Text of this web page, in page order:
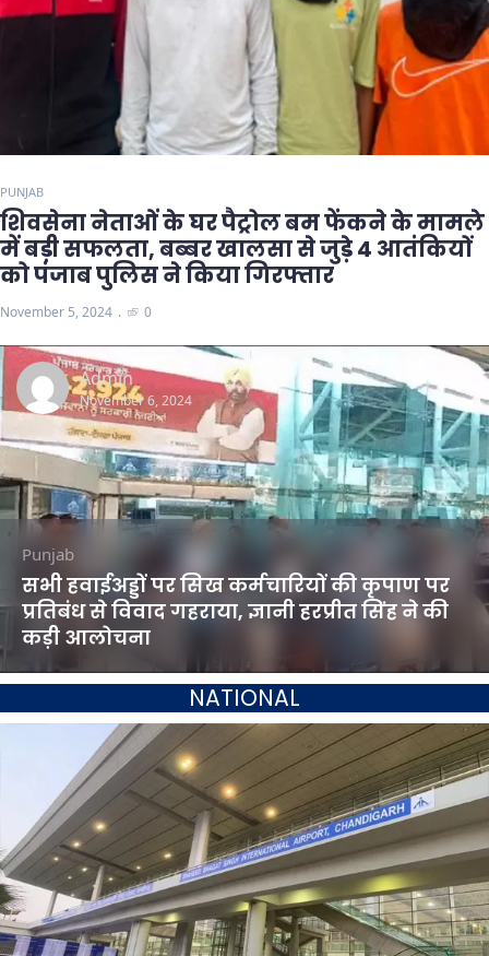
PUNJAB
शिवसेना नेताओं के घर पैट्रोल बम फेंकने के मामले
में बड़ी सफलता, बब्बर खालसा से जुड़े 4 आतंकियों
को पंजाब पुलिस ने किया गिरफ्तार
November 5, 2024 0
Admin
November 6, 2024
Punjab
सभी हवाईअड्डों पर सिख कर्मचारियों की कृपाण पर
प्रतिबंध से विवाद गहराया, ज्ञानी हरप्रीत सिंह ने की
कड़ी आलोचना
NATIONAL